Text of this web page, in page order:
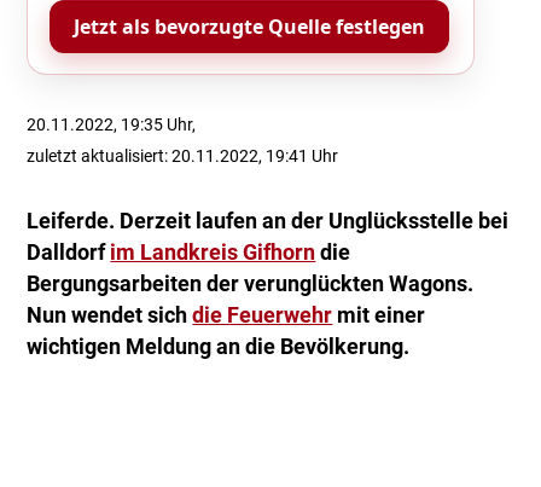
Jetzt als bevorzugte Quelle festlegen
20.11.2022, 19:35 Uhr,
zuletzt aktualisiert: 20.11.2022, 19:41 Uhr
Leiferde. Derzeit laufen an der Unglücksstelle bei
Dalldorf im Landkreis Gifhorn die
Bergungsarbeiten der verunglückten Wagons.
Nun wendet sichdie Feuerwehr mit einer
wichtigen Meldung an die Bevölkerung.